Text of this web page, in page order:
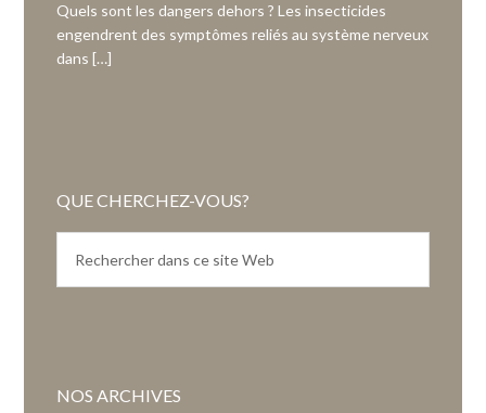
Quels sont les dangers dehors ? Les insecticides
engendrent des symptômes reliés au système nerveux
dans […]
QUE CHERCHEZ-VOUS?
NOS ARCHIVES